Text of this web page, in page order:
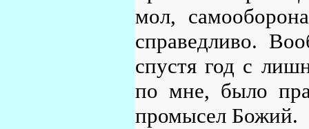
мол,
справедливо.
спустя год с
по мне, было
промысел Божий.